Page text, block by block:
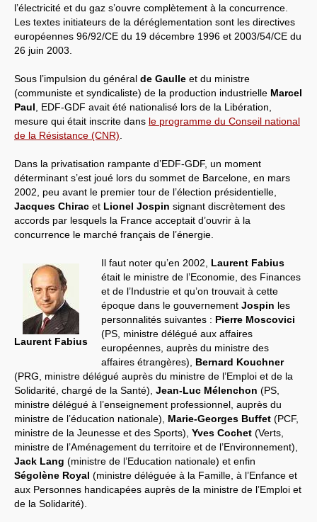
Guerre en Ukraine
l’électricité et du gaz s’ouvre complètement à la concurrence.
Les textes initiateurs de la déréglementation sont les directives
européennes 96/92/CE du 19 décembre 1996 et 2003/54/CE du
26 juin 2003.
Sous l’impulsion du général de Gaulle et du ministre
(communiste et syndicaliste) de la production industrielle Marcel
Paul , EDF-GDF avait été nationalisé lors de la Libération,
mesure qui était inscrite dans le programme du Conseil national
de la Résistance (CNR)
Dans la privatisation rampante d’EDF-GDF, un moment
déterminant s’est joué lors du sommet de Barcelone, en mars
2002, peu avant le premier tour de l’élection présidentielle,
Jacques Chirac et Lionel Jospin signant discrètement des
accords par lesquels la France acceptait d’ouvrir à la
concurrence le marché français de l’énergie.
Laurent Fabius
Il faut noter qu’en 2002, Laurent Fabius
était le ministre de l’Economie, des Finances
et de l’Industrie et qu’on trouvait à cette
époque dans le gouvernement Jospin les
personnalités suivantes : Pierre Moscovici
(PS, ministre délégué aux affaires
européennes, auprès du ministre des
affaires étrangères), Bernard Kouchner
(PRG, ministre délégué auprès du ministre de l’Emploi et de la
Solidarité, chargé de la Santé), Jean-Luc Mélenchon (PS,
ministre délégué à l’enseignement professionnel, auprès du
ministre de l’éducation nationale), Marie-Georges Buffet (PCF,
ministre de la Jeunesse et des Sports), Yves Cochet (Verts,
ministre de l’Aménagement du territoire et de l’Environnement),
Jack Lang (ministre de l’Education nationale) et enfin
Ségolène Royal (ministre déléguée à la Famille, à l’Enfance et
aux Personnes handicapées auprès de la ministre de l’Emploi et
de la Solidarité).